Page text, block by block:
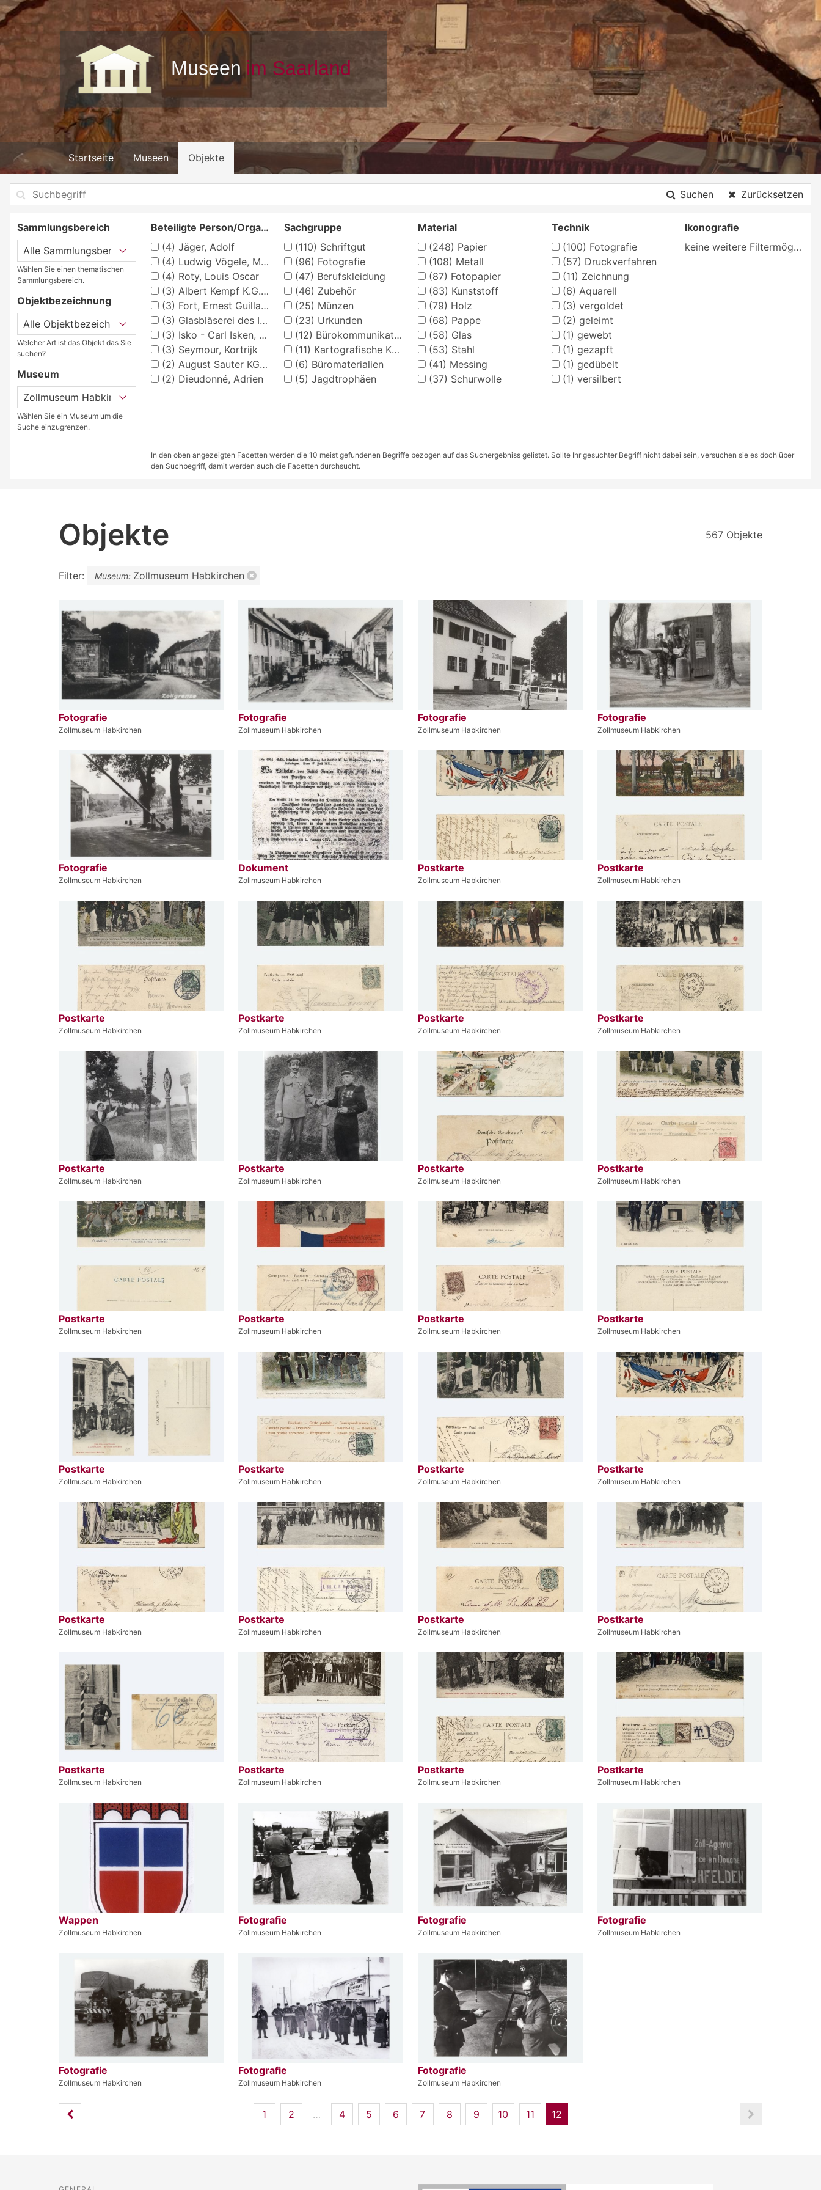
Startseite Museen Objekte
Suchen Zurücksetzen
Sammlungsbereich
Wählen Sie einen thematischen
Sammlungsbereich.
Objektbezeichnung
Welcher Art ist das Objekt das Sie
suchen?
Museum
Wählen Sie ein Museum um die
Suche einzugrenzen.
Beteiligte Person/Organisation
(4) Jäger, Adolf
(4) Ludwig Vögele, Mützenfabrik Karlsruhe
(4) Roty, Louis Oscar
(3) Albert Kempf K.G., Uniformmützenfabrik Teunz
(3) Fort, Ernest Guillaume
(3) Glasbläserei des Instituts für Gärungsgewerbe, Berlin N 65
(3) Isko - Carl Isken, Uniformmützenfabrik
(3) Seymour, Kortrijk
(2) August Sauter KG - Ebingen Württemberg
(2) Dieudonné, Adrien
Sachgruppe
(110) Schriftgut
(96) Fotografie
(47) Berufskleidung
(46) Zubehör
(25) Münzen
(23) Urkunden
(12) Bürokommunikation
(11) Kartografische Karten und Pläne
(6) Büromaterialien
(5) Jagdtrophäen
Material
(248) Papier
(108) Metall
(87) Fotopapier
(83) Kunststoff
(79) Holz
(68) Pappe
(58) Glas
(53) Stahl
(41) Messing
(37) Schurwolle
Technik
(100) Fotografie
(57) Druckverfahren
(11) Zeichnung
(6) Aquarell
(3) vergoldet
(2) geleimt
(1) gewebt
(1) gezapft
(1) gedübelt
(1) versilbert
Ikonografie
keine weitere Filtermöglichkeit
In den oben angezeigten Facetten werden die 10 meist gefundenen Begriffe bezogen auf das Suchergebniss gelistet. Sollte Ihr gesuchter Begriff nicht dabei sein, versuchen sie es doch über
den Suchbegriff, damit werden auch die Facetten durchsucht.
Objekte 567 Objekte
Filter: Museum: Zollmuseum Habkirchen
Fotografie
Zollmuseum Habkirchen
Fotografie
Zollmuseum Habkirchen
Fotografie
Zollmuseum Habkirchen
Fotografie
Zollmuseum Habkirchen
Fotografie
Zollmuseum Habkirchen
Dokument
Zollmuseum Habkirchen
Postkarte
Zollmuseum Habkirchen
Postkarte
Zollmuseum Habkirchen
Postkarte
Zollmuseum Habkirchen
Postkarte
Zollmuseum Habkirchen
Postkarte
Zollmuseum Habkirchen
Postkarte
Zollmuseum Habkirchen
Postkarte
Zollmuseum Habkirchen
Postkarte
Zollmuseum Habkirchen
Postkarte
Zollmuseum Habkirchen
Postkarte
Zollmuseum Habkirchen
Postkarte
Zollmuseum Habkirchen
Postkarte
Zollmuseum Habkirchen
Postkarte
Zollmuseum Habkirchen
Postkarte
Zollmuseum Habkirchen
Postkarte
Zollmuseum Habkirchen
Postkarte
Zollmuseum Habkirchen
Postkarte
Zollmuseum Habkirchen
Postkarte
Zollmuseum Habkirchen
Postkarte
Zollmuseum Habkirchen
Postkarte
Zollmuseum Habkirchen
Postkarte
Zollmuseum Habkirchen
Postkarte
Zollmuseum Habkirchen
Postkarte
Zollmuseum Habkirchen
Postkarte
Zollmuseum Habkirchen
Postkarte
Zollmuseum Habkirchen
Postkarte
Zollmuseum Habkirchen
Wappen
Zollmuseum Habkirchen
Fotografie
Zollmuseum Habkirchen
Fotografie
Zollmuseum Habkirchen
Fotografie
Zollmuseum Habkirchen
Fotografie
Zollmuseum Habkirchen
Fotografie
Zollmuseum Habkirchen
Fotografie
Zollmuseum Habkirchen
1 2 … 4 5 6 7 8 9 10 11 12